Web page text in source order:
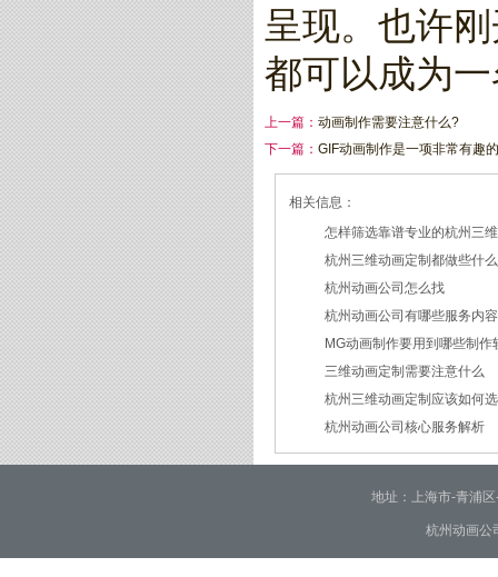
呈现。也许
都可以成为
上一篇： 动画制作需要注意什么?
下一篇： GIF动画制作是一项非常有趣
相关信息：
怎样筛选靠谱专业的杭州三
2026/07/21
杭州三维动画定制都做些什
2026/03/19
杭州动画公司怎么找
2026/03/12
杭州动画公司有哪些服务内容
2026/03/09
MG动画制作要用到哪些制作
2026/02/24
三维动画定制需要注意什么
2026/02/09
杭州三维动画定制应该如何
2026/01/30
杭州动画公司核心服务解析
2026/01/28
地址：上海市-青浦
杭州动画公